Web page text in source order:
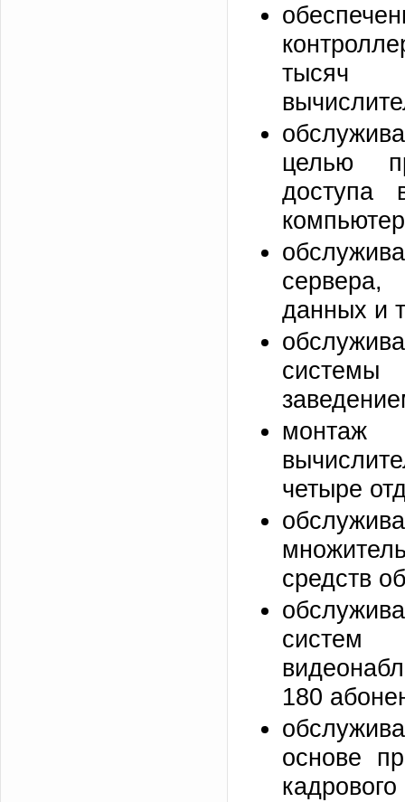
тысяч
целью
данных и
четыре
средств
систем
180
основе